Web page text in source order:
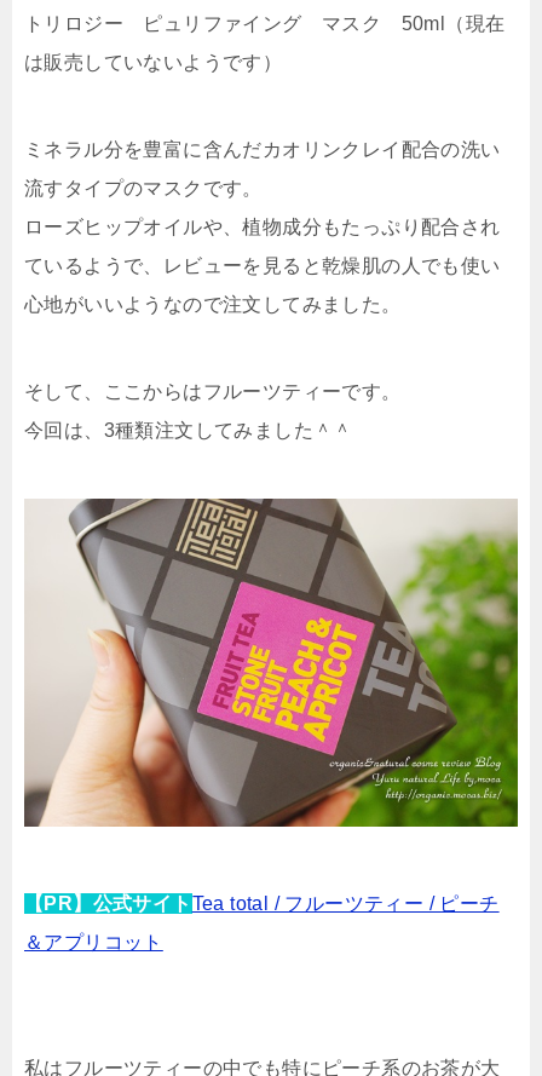
トリロジー ピュリファイング マスク 50ml（現在
は販売していないようです）
ミネラル分を豊富に含んだカオリンクレイ配合の洗い
流すタイプのマスクです。
ローズヒップオイルや、植物成分もたっぷり配合され
ているようで、レビューを見ると乾燥肌の人でも使い
心地がいいようなので注文してみました。
そして、ここからはフルーツティーです。
今回は、3種類注文してみました＾＾
【PR】公式サイト Tea total / フルーツティー / ピーチ
＆アプリコット
私はフルーツティーの中でも特にピーチ系のお茶が大